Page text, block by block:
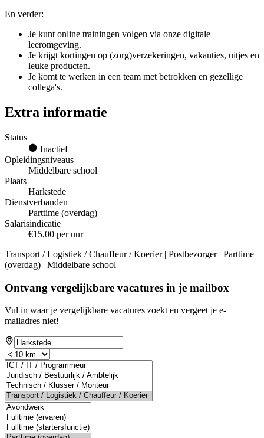
En verder:
Je kunt online trainingen volgen via onze digitale
leeromgeving.
Je krijgt kortingen op (zorg)verzekeringen, vakanties, uitjes en
leuke producten.
Je komt te werken in een team met betrokken en gezellige
collega's.
Extra informatie
Status
Inactief
Opleidingsniveaus
Middelbare school
Plaats
Harkstede
Dienstverbanden
Parttime (overdag)
Salarisindicatie
€15,00 per uur
Transport / Logistiek / Chauffeur / Koerier | Postbezorger | Parttime
(overdag) | Middelbare school
Ontvang vergelijkbare vacatures in je mailbox
Vul in waar je vergelijkbare vacatures zoekt en vergeet je e-
mailadres niet!